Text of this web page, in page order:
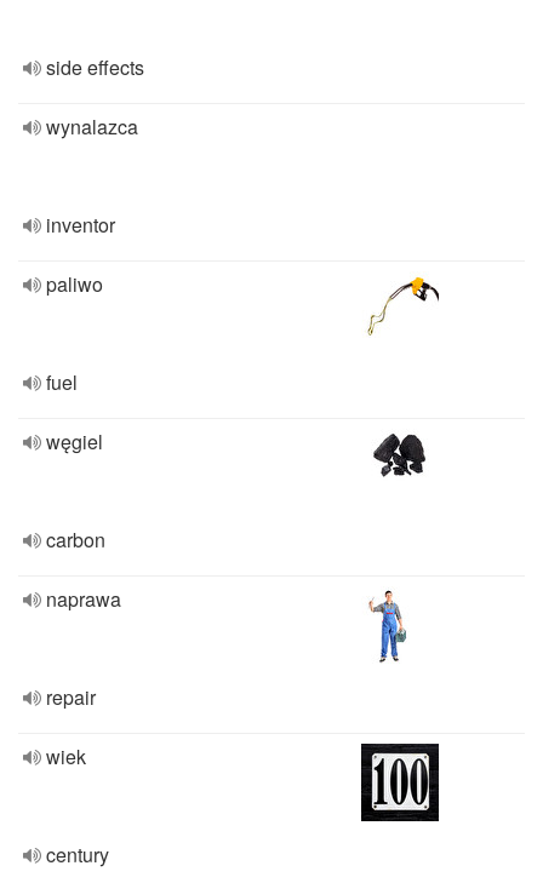
side effects
wynalazca
inventor
paliwo
fuel
węgiel
carbon
naprawa
repair
wiek
century